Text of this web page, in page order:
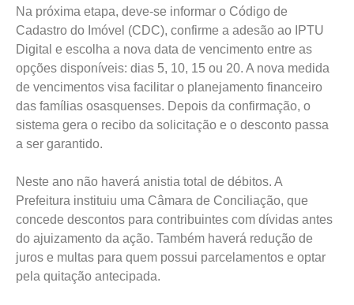
Na próxima etapa, deve-se informar o Código de
Cadastro do Imóvel (CDC), confirme a adesão ao IPTU
Digital e escolha a nova data de vencimento entre as
opções disponíveis: dias 5, 10, 15 ou 20. A nova medida
de vencimentos visa facilitar o planejamento financeiro
das famílias osasquenses. Depois da confirmação, o
sistema gera o recibo da solicitação e o desconto passa
a ser garantido.
Neste ano não haverá anistia total de débitos. A
Prefeitura instituiu uma Câmara de Conciliação, que
concede descontos para contribuintes com dívidas antes
do ajuizamento da ação. Também haverá redução de
juros e multas para quem possui parcelamentos e optar
pela quitação antecipada.